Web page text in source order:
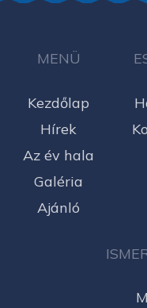
MENÜ
Kezdőlap
Hírek
Az év hala
Galéria
Ajánló